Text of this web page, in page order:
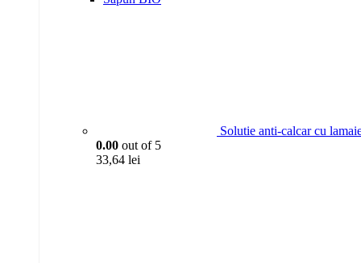
Solutie anti-calcar cu
0.00 out of 5
33,64 lei